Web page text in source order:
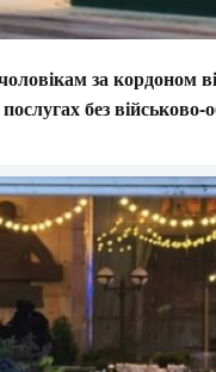
за кордоном
без військово-